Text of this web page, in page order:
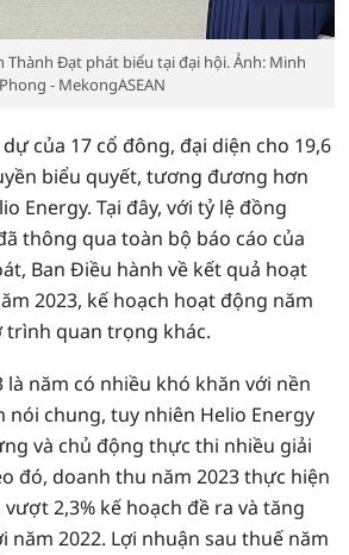
Thành Đạt phát biểu tại đại hội. Ảnh: Minh
Phong - MekongASEAN
của 17 cổ đông, đại diện cho 19,6
biểu quyết, tương đương hơn
Energy. Tại đây, với tỷ lệ đồng
thông qua toàn bộ báo cáo của
Ban Điều hành về kết quả hoạt
2023, kế hoạch hoạt động năm
trình quan trọng khác.
là năm có nhiều khó khăn với nền
nói chung, tuy nhiên Helio Energy
và chủ động thực thi nhiều giải
đó, doanh thu năm 2023 thực hiện
2,3% kế hoạch đề ra và tăng
năm 2022. Lợi nhuận sau thuế năm